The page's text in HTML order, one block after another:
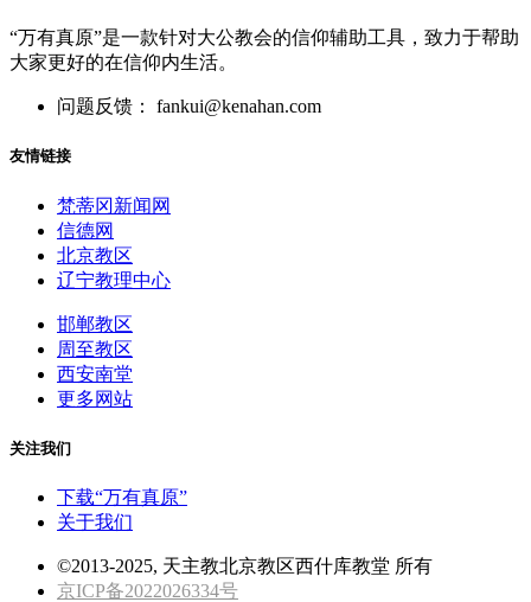
“万有真原”是一款针对大公教会的信仰辅助工具，致力于帮助
大家更好的在信仰内生活。
问题反馈： fankui@kenahan.com
友情链接
梵蒂冈新闻网
信德网
北京教区
辽宁教理中心
邯郸教区
周至教区
西安南堂
更多网站
关注我们
下载“万有真原”
关于我们
©2013-2025, 天主教北京教区西什库教堂 所有
京ICP备2022026334号